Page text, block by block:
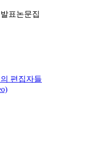
표논문집
편집자들